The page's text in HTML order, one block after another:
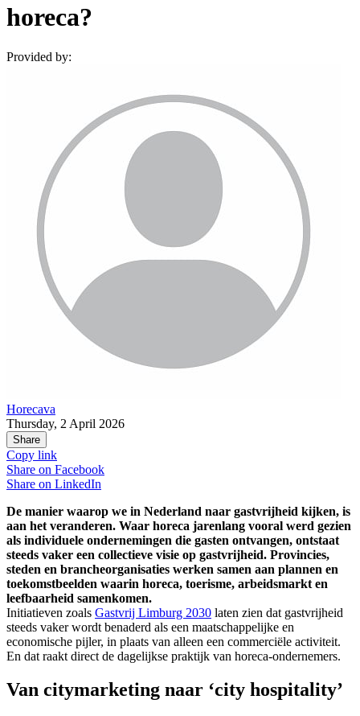
horeca?
Provided by:
Horecava
Thursday, 2 April 2026
Share
Copy link
Share on Facebook
Share on LinkedIn
De manier waarop we in Nederland naar gastvrijheid kijken, is
aan het veranderen. Waar horeca jarenlang vooral werd gezien
als individuele ondernemingen die gasten ontvangen, ontstaat
steeds vaker een collectieve visie op gastvrijheid. Provincies,
steden en brancheorganisaties werken samen aan plannen en
toekomstbeelden waarin horeca, toerisme, arbeidsmarkt en
leefbaarheid samenkomen.
Initiatieven zoals Gastvrij Limburg 2030 laten zien dat gastvrijheid
steeds vaker wordt benaderd als een maatschappelijke en
economische pijler, in plaats van alleen een commerciële activiteit.
En dat raakt direct de dagelijkse praktijk van horeca‑ondernemers.
Van citymarketing naar ‘city hospitality’